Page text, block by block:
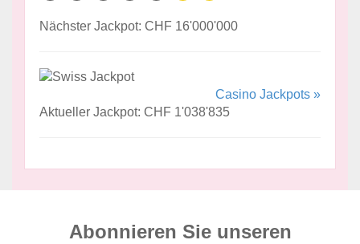
Nächster Jackpot: CHF 16'000'000
Casino Jackpots »
Aktueller Jackpot: CHF 1'038'835
Abonnieren Sie unseren